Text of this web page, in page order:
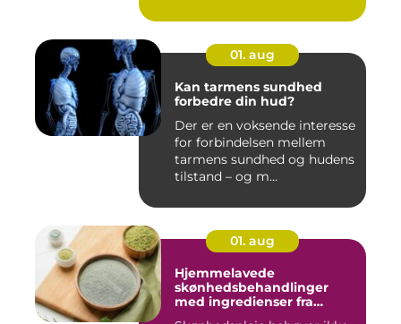
01. aug
Kan tarmens sundhed
forbedre din hud?
Der er en voksende interesse
for forbindelsen mellem
tarmens sundhed og hudens
tilstand – og m...
01. aug
Hjemmelavede
skønhedsbehandlinger
med ingredienser fra